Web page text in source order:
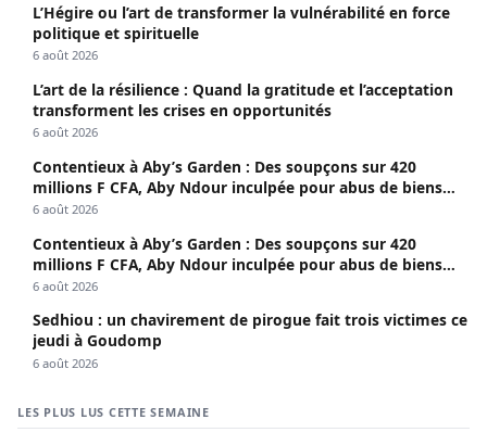
L’Hégire ou l’art de transformer la vulnérabilité en force
politique et spirituelle
6 août 2026
L’art de la résilience : Quand la gratitude et l’acceptation
transforment les crises en opportunités
6 août 2026
Contentieux à Aby’s Garden : Des soupçons sur 420
millions F CFA, Aby Ndour inculpée pour abus de biens
sociaux
6 août 2026
Contentieux à Aby’s Garden : Des soupçons sur 420
millions F CFA, Aby Ndour inculpée pour abus de biens
sociaux
6 août 2026
Sedhiou : un chavirement de pirogue fait trois victimes ce
jeudi à Goudomp
6 août 2026
LES PLUS LUS CETTE SEMAINE